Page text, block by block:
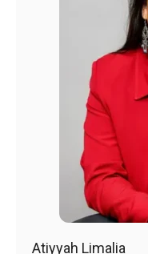
Atiyyah Limalia